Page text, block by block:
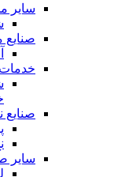
ساير
خدمات
صنایع
سایر